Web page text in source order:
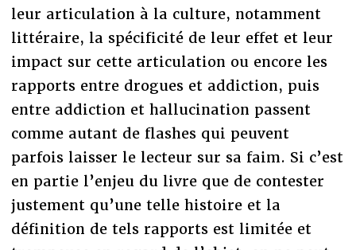
leur articulation à la culture, notamment
littéraire, la spécificité de leur effet et leur
impact sur cette articulation ou encore les
rapports entre drogues et addiction, puis
entre addiction et hallucination passent
comme autant de flashes qui peuvent
parfois laisser le lecteur sur sa faim. Si c’est
en partie l’enjeu du livre que de contester
justement qu’une telle histoire et la
définition de tels rapports est limitée et